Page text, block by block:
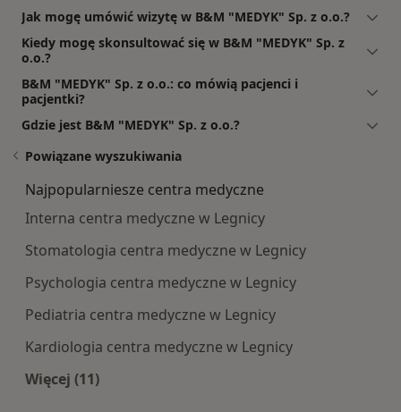
Jak mogę umówić wizytę w B&M "MEDYK" Sp. z o.o.?
Kiedy mogę skonsultować się w B&M "MEDYK" Sp. z
o.o.?
B&M "MEDYK" Sp. z o.o.: co mówią pacjenci i
pacjentki?
Gdzie jest B&M "MEDYK" Sp. z o.o.?
Powiązane wyszukiwania
Najpopularniesze centra medyczne
Interna centra medyczne w Legnicy
Stomatologia centra medyczne w Legnicy
Psychologia centra medyczne w Legnicy
Pediatria centra medyczne w Legnicy
Kardiologia centra medyczne w Legnicy
Więcej (11)